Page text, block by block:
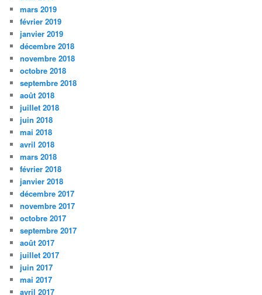
mars 2019
février 2019
janvier 2019
décembre 2018
novembre 2018
octobre 2018
septembre 2018
août 2018
juillet 2018
juin 2018
mai 2018
avril 2018
mars 2018
février 2018
janvier 2018
décembre 2017
novembre 2017
octobre 2017
septembre 2017
août 2017
juillet 2017
juin 2017
mai 2017
avril 2017